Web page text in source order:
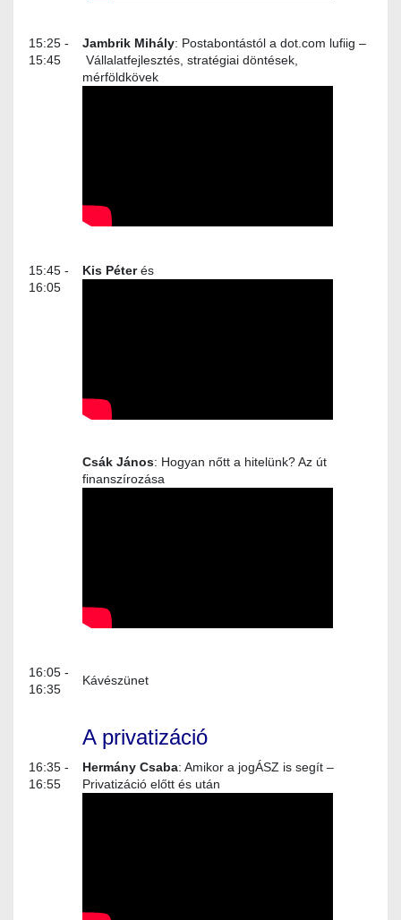
15:25 -
15:45
Jambrik Mihály: Postabontástól a dot.com lufiig –
Vállalatfejlesztés, stratégiai döntések,
mérföldkövek
15:45 -
16:05
Kis Péterés
Csák János: Hogyan nőtt a hitelünk? Az út
finanszírozása
16:05 -
16:35
Kávészünet
A privatizáció
16:35 -
16:55
Hermány Csaba: Amikor a jogÁSZ is segít –
Privatizáció előtt és után